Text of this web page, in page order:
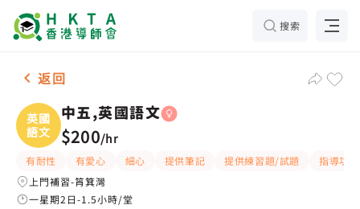
搜索
女-1名 中五,英國語文，筲箕灣 補習推介
返回
英國
語文
中五,英國語文
$200/hr
有耐性 有愛心 細心 提供筆記 提供練習題/試題
指導功課
上門補習-筲箕灣
一星期2日-1.5小時/堂